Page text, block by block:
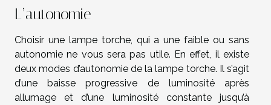
L’autonomie
Choisir une lampe torche, qui a une faible ou sans
autonomie ne vous sera pas utile. En effet, il existe
deux modes d’autonomie de la lampe torche. Il s’agit
d’une baisse progressive de luminosité après
allumage et d’une luminosité constante jusqu’à